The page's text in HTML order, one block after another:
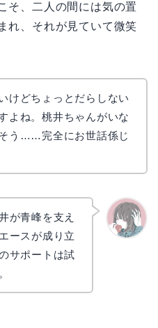
そ、二人の間には気の置
れ、それが見ていて微笑
けどちょっとだらしない
よね。桃井ちゃんがいな
う……完全にお世話係じ
が青峰を支え
ースが成り立
サポートは試